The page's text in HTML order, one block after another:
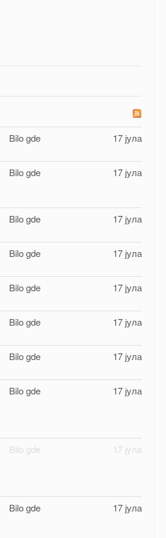
Bilo gde 17 јула
Bilo gde 17 јула
Bilo gde 17 јула
Bilo gde 17 јула
Bilo gde 17 јула
Bilo gde 17 јула
Bilo gde 17 јула
Bilo gde 17 јула
Bilo gde 17 јула
Bilo gde 17 јула